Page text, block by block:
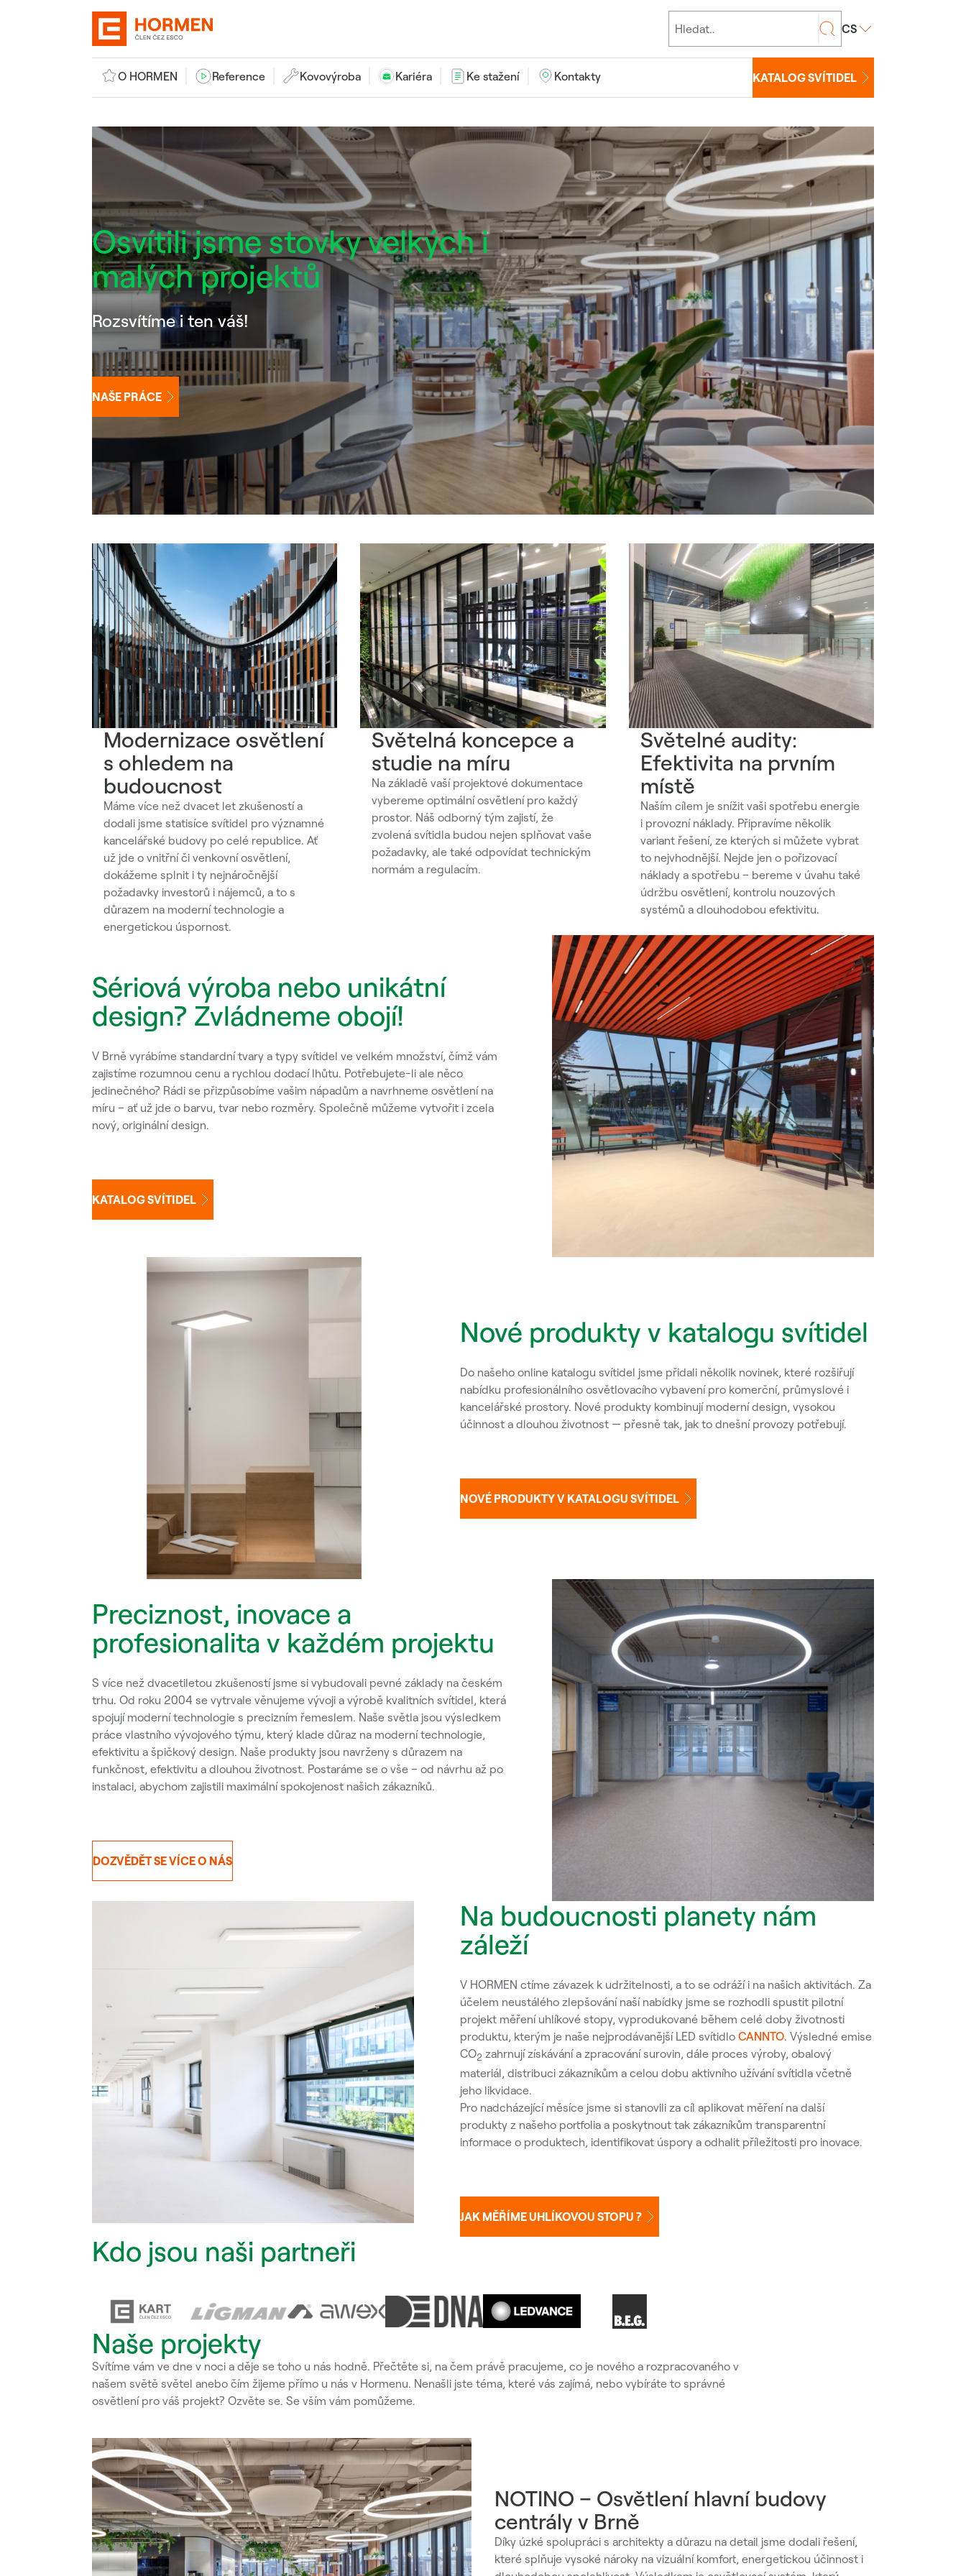
CS
O HORMEN Reference Kovovýroba Kariéra Ke stažení Kontakty KATALOG SVÍTIDEL
Osvítili jsme stovky velkých i
malých projektů
Rozsvítíme i ten váš!
NAŠE PRÁCE
Modernizace osvětlení
s ohledem na
budoucnost
Máme více než dvacet let zkušeností a
dodali jsme statisíce svítidel pro významné
kancelářské budovy po celé republice. Ať
už jde o vnitřní či venkovní osvětlení,
dokážeme splnit i ty nejnáročnější
požadavky investorů i nájemců, a to s
důrazem na moderní technologie a
energetickou úspornost.
Světelná koncepce a
studie na míru
Na základě vaší projektové dokumentace
vybereme optimální osvětlení pro každý
prostor. Náš odborný tým zajistí, že
zvolená svítidla budou nejen splňovat vaše
požadavky, ale také odpovídat technickým
normám a regulacím.
Světelné audity:
Efektivita na prvním
místě
Naším cílem je snížit vaši spotřebu energie
i provozní náklady. Připravíme několik
variant řešení, ze kterých si můžete vybrat
to nejvhodnější. Nejde jen o pořizovací
náklady a spotřebu – bereme v úvahu také
údržbu osvětlení, kontrolu nouzových
systémů a dlouhodobou efektivitu.
Sériová výroba nebo unikátní
design? Zvládneme obojí!
V Brně vyrábíme standardní tvary a typy svítidel ve velkém množství, čímž vám
zajistíme rozumnou cenu a rychlou dodací lhůtu. Potřebujete-li ale něco
jedinečného? Rádi se přizpůsobíme vašim nápadům a navrhneme osvětlení na
míru – ať už jde o barvu, tvar nebo rozměry. Společně můžeme vytvořit i zcela
nový, originální design.
KATALOG SVÍTIDEL
Nové produkty v katalogu svítidel
Do našeho online katalogu svítidel jsme přidali několik novinek, které rozšiřují
nabídku profesionálního osvětlovacího vybavení pro komerční, průmyslové i
kancelářské prostory. Nové produkty kombinují moderní design, vysokou
účinnost a dlouhou životnost — přesně tak, jak to dnešní provozy potřebují.
NOVÉ PRODUKTY V KATALOGU SVÍTIDEL
Preciznost, inovace a
profesionalita v každém projektu
S více než dvacetiletou zkušeností jsme si vybudovali pevné základy na českém
trhu. Od roku 2004 se vytrvale věnujeme vývoji a výrobě kvalitních svítidel, která
spojují moderní technologie s precizním řemeslem. Naše světla jsou výsledkem
práce vlastního vývojového týmu, který klade důraz na moderní technologie,
efektivitu a špičkový design. Naše produkty jsou navrženy s důrazem na
funkčnost, efektivitu a dlouhou životnost. Postaráme se o vše – od návrhu až po
instalaci, abychom zajistili maximální spokojenost našich zákazníků.
DOZVĚDĚT SE VÍCE O NÁS
Na budoucnosti planety nám
záleží
V HORMEN ctíme závazek k udržitelnosti, a to se odráží i na našich aktivitách. Za
účelem neustálého zlepšování naší nabídky jsme se rozhodli spustit pilotní
projekt měření uhlíkové stopy, vyprodukované během celé doby životnosti
produktu, kterým je naše nejprodávanější LED svítidlo CANNTO. Výsledné emise
CO2 zahrnují získávání a zpracování surovin, dále proces výroby, obalový
materiál, distribuci zákazníkům a celou dobu aktivního užívání svítidla včetně
jeho likvidace.
Pro nadcházející měsíce jsme si stanovili za cíl aplikovat měření na další
produkty z našeho portfolia a poskytnout tak zákazníkům transparentní
informace o produktech, identifikovat úspory a odhalit příležitosti pro inovace.
JAK MĚŘÍME UHLÍKOVOU STOPU ?
Kdo jsou naši partneři
Naše projekty
Svítíme vám ve dne v noci a děje se toho u nás hodně. Přečtěte si, na čem právě pracujeme, co je nového a rozpracovaného v
našem světě světel anebo čím žijeme přímo u nás v Hormenu. Nenašli jste téma, které vás zajímá, nebo vybíráte to správné
osvětlení pro váš projekt? Ozvěte se. Se vším vám pomůžeme.
NOTINO – Osvětlení hlavní budovy
centrály v Brně
Díky úzké spolupráci s architekty a důrazu na detail jsme dodali řešení,
které splňuje vysoké nároky na vizuální komfort, energetickou účinnost i